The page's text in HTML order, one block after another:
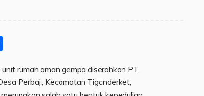
rumah aman gempa diserahkan PT.
Perbaji, Kecamatan Tiganderket,